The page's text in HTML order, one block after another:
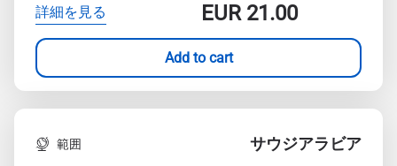
詳細を見る EUR21.00
Add to cart
範囲 サウジアラビア